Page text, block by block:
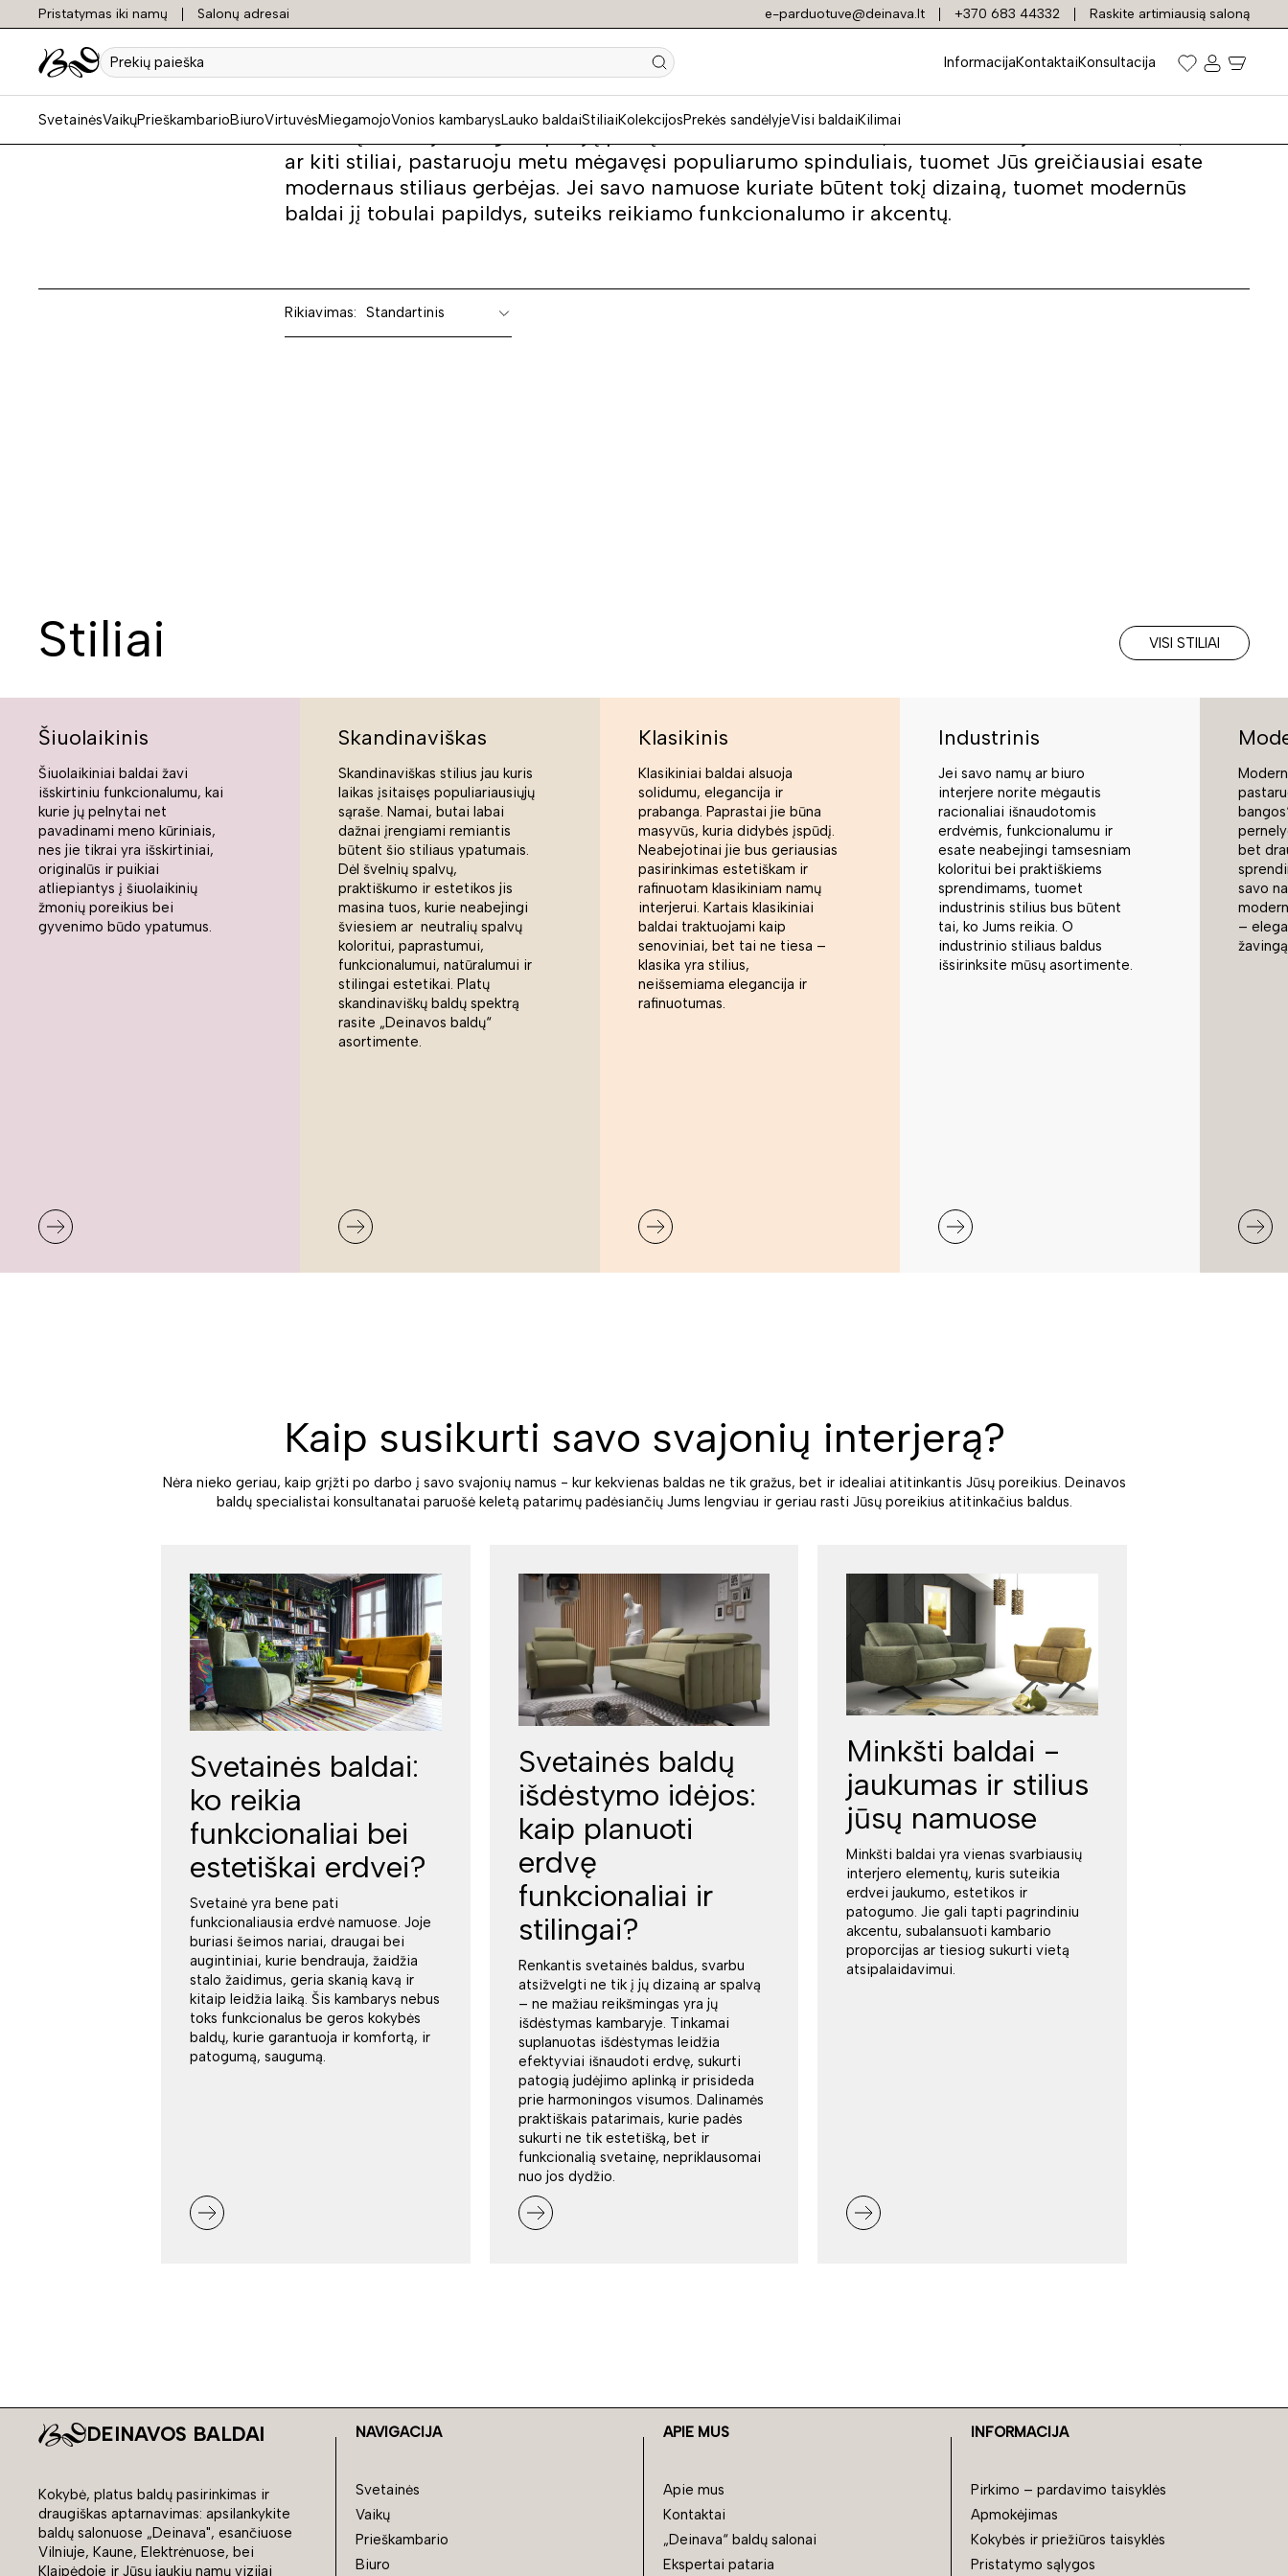
Pristatymas iki namų Salonų adresai e-parduotuve@deinava.lt +370 683 44332 Raskite artimiausią saloną
Prekių
paieška
InformacijaKontaktaiKonsultacija
SvetainėsVaikųPrieškambarioBiuroVirtuvėsMiegamojoVonios kambarysLauko baldaiStiliaiKolekcijosPrekės sandėlyjeVisi baldaiKilimai
Baldų kolekcija GENUA
Jei Jūsų nevilioja daug simpatijų pelnęs skandinaviškas stilius, su senove siejamas vintažinis, rustic
ar kiti stiliai, pastaruoju metu mėgavęsi populiarumo spinduliais, tuomet Jūs greičiausiai esate
modernaus stiliaus gerbėjas. Jei savo namuose kuriate būtent tokį dizainą, tuomet modernūs
baldai jį tobulai papildys, suteiks reikiamo funkcionalumo ir akcentų.
Rikiavimas: Standartinis
Stiliai VISI STILIAI
Šiuolaikinis
Šiuolaikiniai baldai žavi
išskirtiniu funkcionalumu, kai
kurie jų pelnytai net
pavadinami meno kūriniais,
nes jie tikrai yra išskirtiniai,
originalūs ir puikiai
atliepiantys į šiuolaikinių
žmonių poreikius bei
gyvenimo būdo ypatumus.
Skandinaviškas
Skandinaviškas stilius jau kuris
laikas įsitaisęs populiariausiųjų
sąraše. Namai, butai labai
dažnai įrengiami remiantis
būtent šio stiliaus ypatumais.
Dėl švelnių spalvų,
praktiškumo ir estetikos jis
masina tuos, kurie neabejingi
šviesiem ar neutralių spalvų
koloritui, paprastumui,
funkcionalumui, natūralumui ir
stilingai estetikai. Platų
skandinaviškų baldų spektrą
rasite „Deinavos baldų“
asortimente.
Klasikinis
Klasikiniai baldai alsuoja
solidumu, elegancija ir
prabanga. Paprastai jie būna
masyvūs, kuria didybės įspūdį.
Neabejotinai jie bus geriausias
pasirinkimas estetiškam ir
rafinuotam klasikiniam namų
interjerui. Kartais klasikiniai
baldai traktuojami kaip
senoviniai, bet tai ne tiesa –
klasika yra stilius,
neišsemiama elegancija ir
rafinuotumas.
Industrinis
Jei savo namų ar biuro
interjere norite mėgautis
racionaliai išnaudotomis
erdvėmis, funkcionalumu ir
esate neabejingi tamsesniam
koloritui bei praktiškiems
sprendimams, tuomet
industrinis stilius bus būtent
tai, ko Jums reikia. O
industrinio stiliaus baldus
išsirinksite mūsų asortimente.
bet
savo
–
Kaip susikurti savo svajonių interjerą?
Nėra nieko geriau, kaip grįžti po darbo į savo svajonių namus - kur kekvienas baldas ne tik gražus, bet ir idealiai atitinkantis Jūsų poreikius. Deinavos
baldų specialistai konsultanatai paruošė keletą patarimų padėsiančių Jums lengviau ir geriau rasti Jūsų poreikius atitinkačius baldus.
Svetainės baldai:
ko reikia
funkcionaliai bei
estetiškai erdvei?
Svetainė yra bene pati
funkcionaliausia erdvė namuose. Joje
buriasi šeimos nariai, draugai bei
augintiniai, kurie bendrauja, žaidžia
stalo žaidimus, geria skanią kavą ir
kitaip leidžia laiką. Šis kambarys nebus
toks funkcionalus be geros kokybės
baldų, kurie garantuoja ir komfortą, ir
patogumą, saugumą.
Svetainės baldų
išdėstymo idėjos:
kaip planuoti
erdvę
funkcionaliai ir
stilingai?
Renkantis svetainės baldus, svarbu
atsižvelgti ne tik į jų dizainą ar spalvą
– ne mažiau reikšmingas yra jų
išdėstymas kambaryje. Tinkamai
suplanuotas išdėstymas leidžia
efektyviai išnaudoti erdvę, sukurti
patogią judėjimo aplinką ir prisideda
prie harmoningos visumos. Dalinamės
praktiškais patarimais, kurie padės
sukurti ne tik estetišką, bet ir
funkcionalią svetainę, nepriklausomai
nuo jos dydžio.
Minkšti baldai -
jaukumas ir stilius
jūsų namuose
Minkšti baldai yra vienas svarbiausių
interjero elementų, kuris suteikia
erdvei jaukumo, estetikos ir
patogumo. Jie gali tapti pagrindiniu
akcentu, subalansuoti kambario
proporcijas ar tiesiog sukurti vietą
atsipalaidavimui.
DEINAVOS BALDAI
Kokybė, platus baldų pasirinkimas ir
draugiškas aptarnavimas: apsilankykite
baldų salonuose „Deinava", esančiuose
Vilniuje, Kaune, Elektrėnuose, bei
Klaipėdoje ir Jūsų jaukių namų vizijai
NAVIGACIJA
Svetainės
Vaikų
Prieškambario
Biuro
APIE MUS
Apie mus
Kontaktai
„Deinava“ baldų salonai
Ekspertai pataria
INFORMACIJA
Pirkimo – pardavimo taisyklės
Apmokėjimas
Kokybės ir priežiūros taisyklės
Pristatymo sąlygos